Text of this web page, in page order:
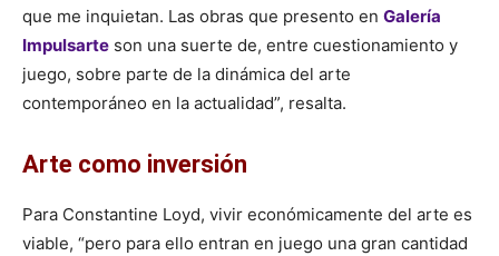
que me inquietan. Las obras que presento en Galería
Impulsarte son una suerte de, entre cuestionamiento y
juego, sobre parte de la dinámica del arte
contemporáneo en la actualidad”, resalta.
Arte como inversión
Para Constantine Loyd, vivir económicamente del arte es
viable, “pero para ello entran en juego una gran cantidad